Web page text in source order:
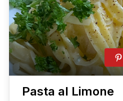
Pasta al Limone